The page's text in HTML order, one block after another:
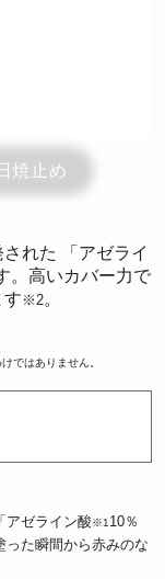
焼止め
れた 「アゼライ
。高いカバー力で
す ※2。
ではありません。
アゼライン酸※1 10％
た瞬間から赤みのな